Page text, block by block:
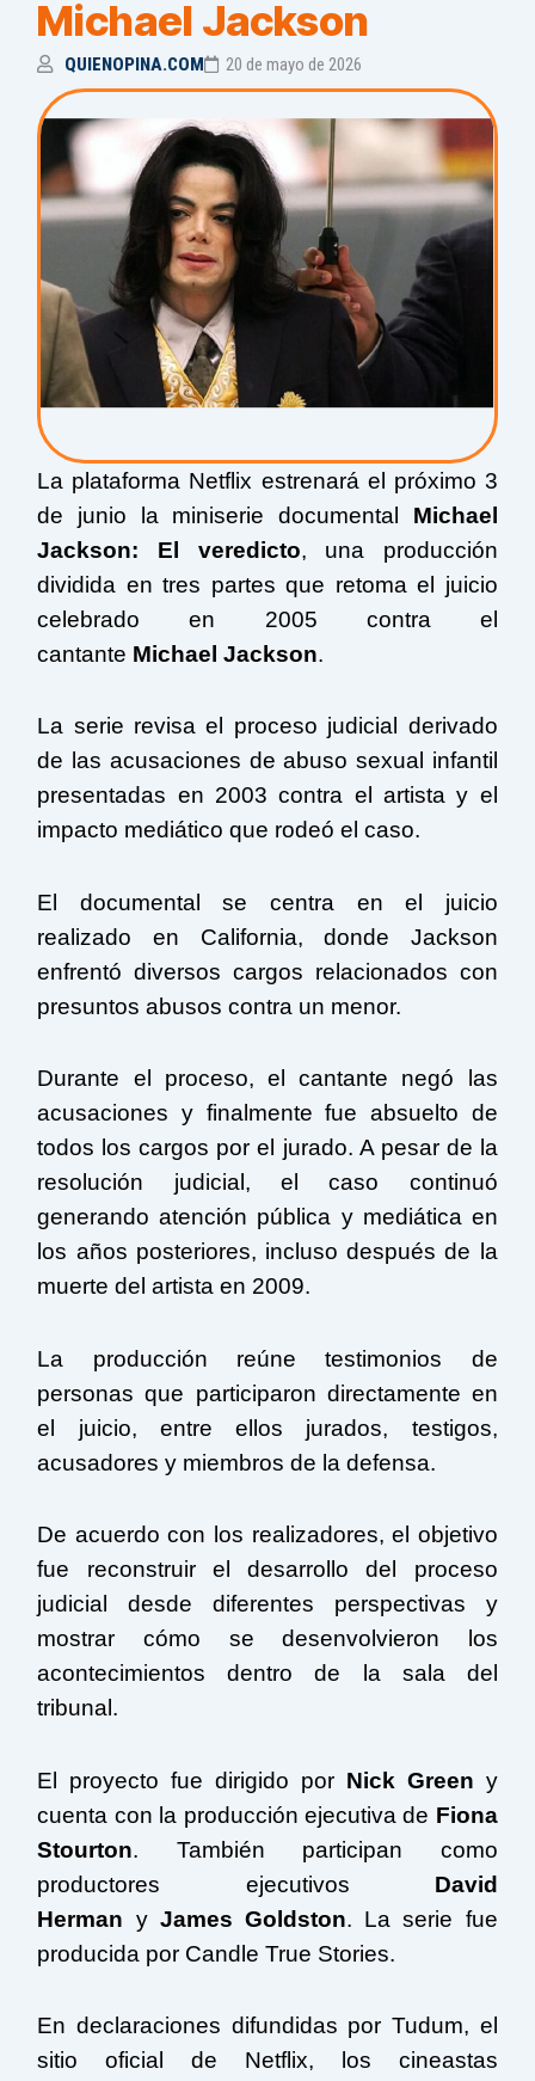
Michael Jackson
QUIENOPINA.COM 20 de mayo de 2026
La plataforma Netflix estrenará el próximo 3
de junio la miniserie documental Michael
Jackson: El veredicto, una producción
dividida en tres partes que retoma el juicio
celebrado en 2005 contra el
cantante Michael Jackson.
La serie revisa el proceso judicial derivado
de las acusaciones de abuso sexual infantil
presentadas en 2003 contra el artista y el
impacto mediático que rodeó el caso.
El documental se centra en el juicio
realizado en California, donde Jackson
enfrentó diversos cargos relacionados con
presuntos abusos contra un menor.
Durante el proceso, el cantante negó las
acusaciones y finalmente fue absuelto de
todos los cargos por el jurado. A pesar de la
resolución judicial, el caso continuó
generando atención pública y mediática en
los años posteriores, incluso después de la
muerte del artista en 2009.
La producción reúne testimonios de
personas que participaron directamente en
el juicio, entre ellos jurados, testigos,
acusadores y miembros de la defensa.
De acuerdo con los realizadores, el objetivo
fue reconstruir el desarrollo del proceso
judicial desde diferentes perspectivas y
mostrar cómo se desenvolvieron los
acontecimientos dentro de la sala del
tribunal.
El proyecto fue dirigido por Nick Green y
cuenta con la producción ejecutiva de Fiona
Stourton. También participan como
productores ejecutivos David
Herman yJames Goldston. La serie fue
producida por Candle True Stories.
En declaraciones difundidas por Tudum, el
sitio oficial de Netflix, los cineastas